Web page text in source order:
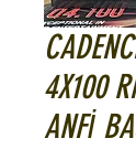
4X100
ANFİ